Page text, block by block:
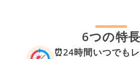
6つの特長
⏰24時間いつでも